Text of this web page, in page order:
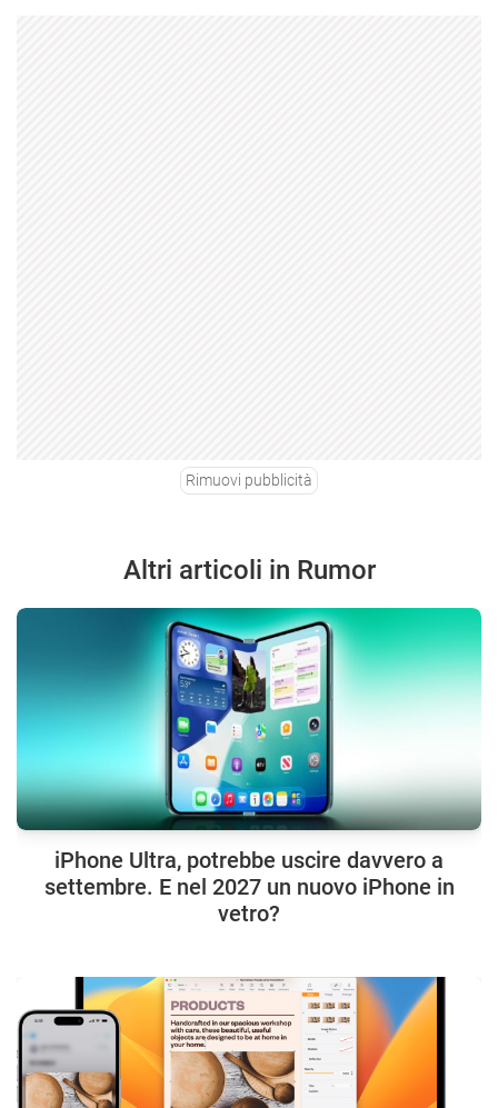
Rimuovi pubblicità
Altri articoli in Rumor
iPhone Ultra, potrebbe uscire davvero a
settembre. E nel 2027 un nuovo iPhone in
vetro?